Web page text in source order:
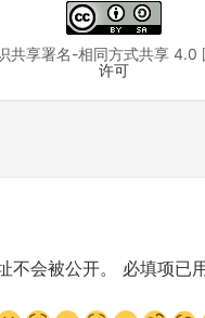
共享署名-相同方式共享 4.0
许可
不会被公开。 必填项已